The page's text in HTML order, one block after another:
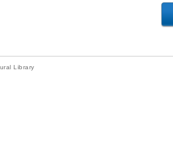
Library